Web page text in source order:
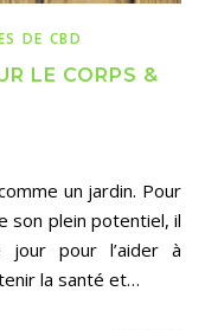
DE CBD
LE CORPS &
son plein potentiel, il
jour pour l’aider à
la santé et…